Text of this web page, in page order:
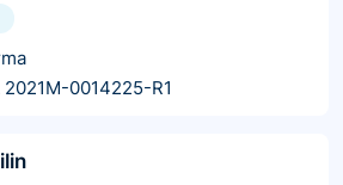
2021M-0014225-R1